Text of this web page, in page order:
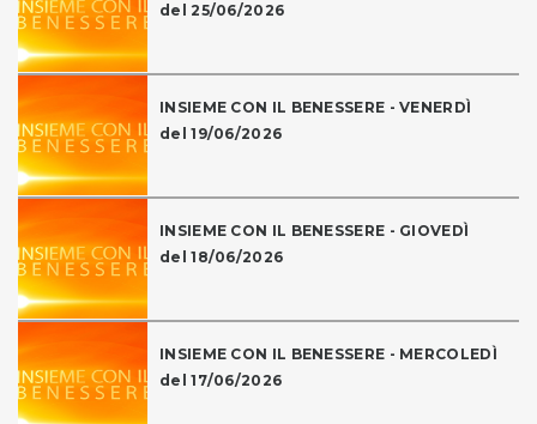
del 25/06/2026
INSIEME CON IL BENESSERE - VENERDÌ
del 19/06/2026
INSIEME CON IL BENESSERE - GIOVEDÌ
del 18/06/2026
INSIEME CON IL BENESSERE - MERCOLEDÌ
del 17/06/2026